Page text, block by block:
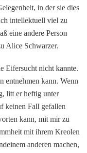
in der sie dies
intellektuell viel zu
eine andere Person
Alice Schwarzer.
Eifersucht nicht kannte.
entnehmen kann. Wenn
litt er heftig unter
keinen Fall gefal­len
kann, mit mir zu
mit ihrem Kreolen
anderen machen,